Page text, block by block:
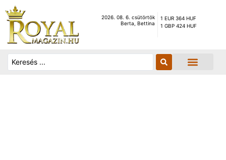
2026. 08. 6. csütörtök
Berta, Bettina
1 EUR 364 HUF
1 GBP 424 HUF